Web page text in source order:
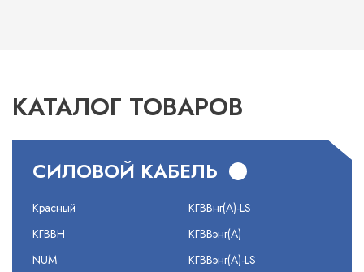
КАТАЛОГ ТОВАРОВ
СИЛОВОЙ КАБЕЛЬ
Красный
КГВВН
NUM
КГВВнг(А)-LS
КГВВэнг(А)
КГВВэнг(А)-LS